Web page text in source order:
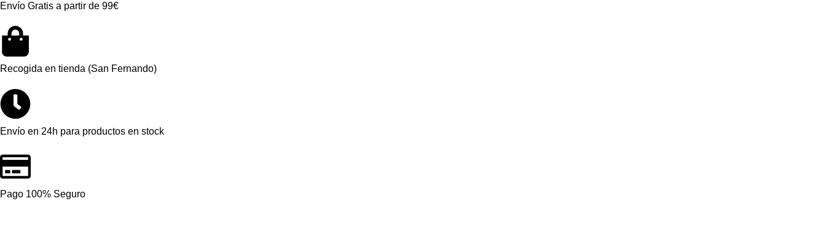
Envío Gratis a partir de 99€
Recogida en tienda (San Fernando)
Envío en 24h para productos en stock
Pago 100% Seguro